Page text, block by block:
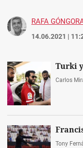
RAFA
14.06.2021 |
Turki
Carlos
Tony